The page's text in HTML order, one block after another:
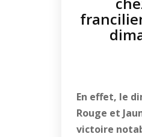
En effet, le
Rouge et
victoire